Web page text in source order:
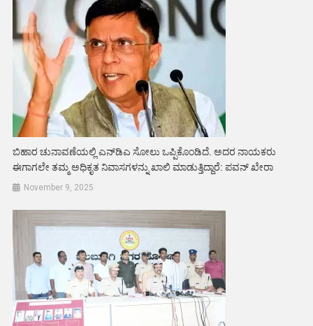
ಬಿಹಾರ ಚುನಾವಣೆಯಲ್ಲಿ ಎನ್‌ಡಿಎ ಸೋಲು ಒಪ್ಪಿಕೊಂಡಿದೆ. ಅದರ ನಾಯಕರು
ಈಗಾಗಲೇ ತಮ್ಮ ಅಧಿಕೃತ ನಿವಾಸಗಳನ್ನು ಖಾಲಿ ಮಾಡುತ್ತಿದ್ದಾರೆ: ಪವನ್ ಖೇರಾ
November 9, 2025